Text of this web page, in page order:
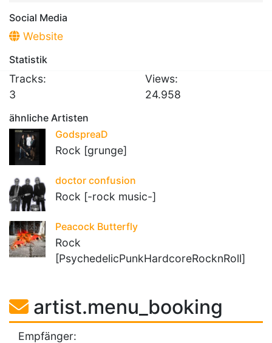
Social Media
Website
Statistik
Tracks:
3
Views:
24.958
ähnliche Artisten
GodspreaD
Rock [grunge]
doctor confusion
Rock [-rock music-]
Peacock Butterfly
Rock
[PsychedelicPunkHardcoreRocknRoll]
artist.menu_booking
Empfänger: